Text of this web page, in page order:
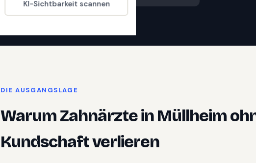
KI-Sichtbarkeit scannen
DIE AUSGANGSLAGE
Warum Zahnärztein Müllheim
Kundschaft verlieren